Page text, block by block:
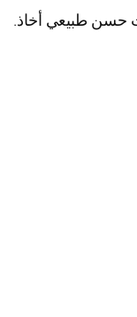
حسن طبيعي أخاذ.